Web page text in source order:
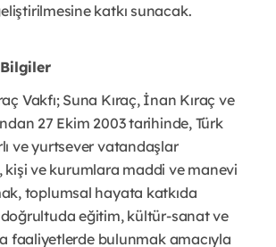
katkı sunacak.
Vakfı; Suna Kıraç, İnan Kıraç ve
27 Ekim 2003 tarihinde, Türk
ve yurtsever vatandaşlar
kişi ve kurumlara maddi ve manevi
toplumsal hayata katkıda
eğitim, kültür-sanat ve
faaliyetlerde bulunmak amacıyla